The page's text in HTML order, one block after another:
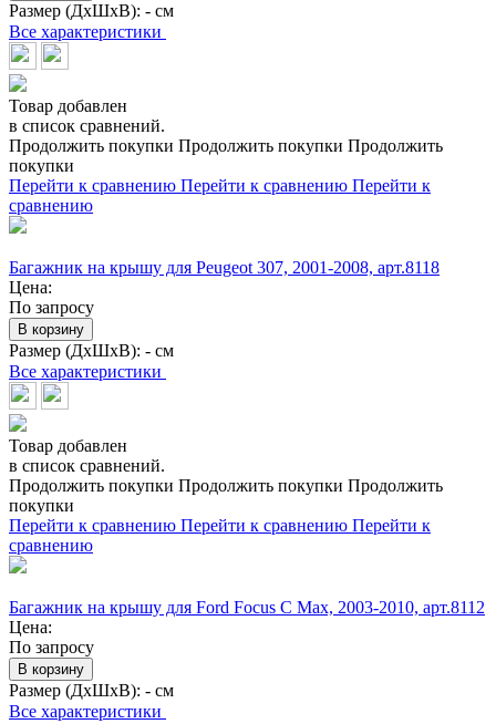
Размер (ДхШхВ): - см
Все характеристики
Товар добавлен
в список сравнений.
Продолжить покупки Продолжить покупки Продолжить
покупки
Перейти к сравнению Перейти к сравнению Перейти к
сравнению
Багажник на крышу для Peugeot 307, 2001-2008, арт.8118
Цена:
По запросу
В корзину
Размер (ДхШхВ): - см
Все характеристики
Товар добавлен
в список сравнений.
Продолжить покупки Продолжить покупки Продолжить
покупки
Перейти к сравнению Перейти к сравнению Перейти к
сравнению
Багажник на крышу для Ford Focus C Max, 2003-2010, арт.8112
Цена:
По запросу
В корзину
Размер (ДхШхВ): - см
Все характеристики